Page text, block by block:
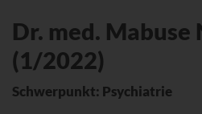
Dr. med. Mabuse
(1/2022)
Schwerpunkt: Psychiatrie